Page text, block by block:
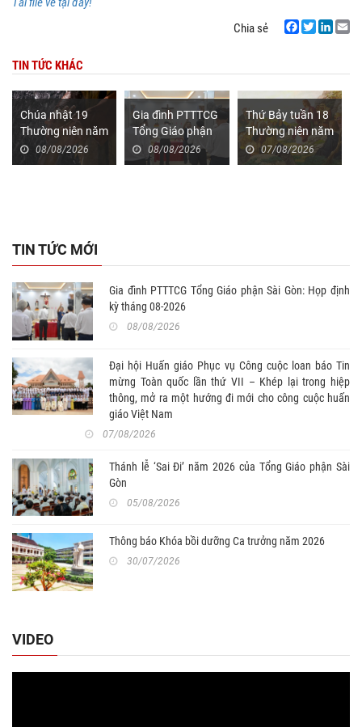
Chia sẻ
TIN TỨC KHÁC
Chúa nhật 19
Thường niên năm
A (Mt 14,22-33)
08/08/2026
Gia đình PTTTCG
Tổng Giáo phận
Sài Gòn: Họp
định kỳ tháng 08-
08/08/2026
Thứ Bảy tuần 18
Thường niên năm
II (Mt 17,14-21)
07/08/2026
TIN TỨC MỚI
Gia đình PTTTCG Tổng Giáo phận Sài Gòn: Họp định
kỳ tháng 08-2026
08/08/2026
Đại hội Huấn giáo Phục vụ Công cuộc loan báo Tin
mừng Toàn quốc lần thứ VII – Khép lại trong hiệp
thông, mở ra một hướng đi mới cho công cuộc huấn
giáo Việt Nam
07/08/2026
Thánh lễ ‘Sai Đi’ năm 2026 của Tổng Giáo phận Sài
Gòn
05/08/2026
Thông báo Khóa bồi dưỡng Ca trưởng năm 2026
30/07/2026
VIDEO